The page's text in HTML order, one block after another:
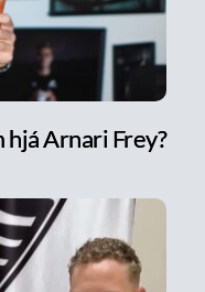
Arnari Frey?